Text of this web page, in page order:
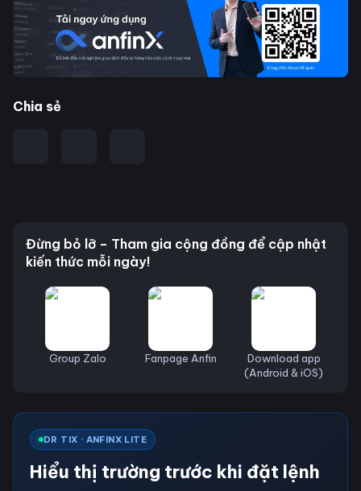
Chia sẻ
Đừng bỏ lỡ – Tham gia cộng đồng để cập nhật
kiến thức mỗi ngày!
Group Zalo Fanpage Anfin
Download app
(Android & iOS)
DR TIX · ANFINX LITE
Hiểu thị trường trước khi đặt lệnh